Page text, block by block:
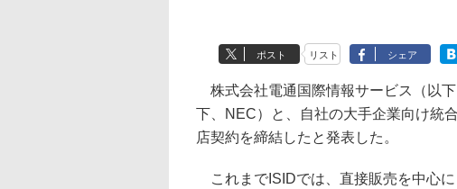
ポスト リスト シェア
株式会社電通国際情報サービス（以
下、NEC）と、自社の大手企業向け統
店契約を締結したと発表した。
これまでISIDでは、直接販売を中心